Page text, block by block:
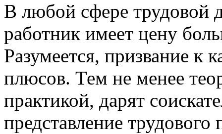
В любой сфере трудовой
работник имеет цену
Разумеется, призвание к
плюсов. Тем не менее
практикой, дарят
представление трудового